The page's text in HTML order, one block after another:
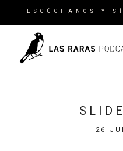
ESCÚCHANOS Y
26